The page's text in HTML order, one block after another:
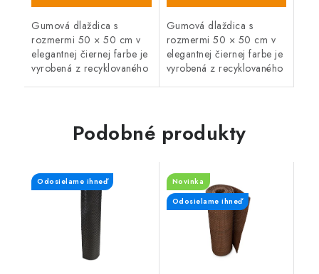
Gumová dlaždica s
rozmermi 50 × 50 cm v
elegantnej čiernej farbe je
vyrobená z recyklovaného
Gumová dlaždica s
rozmermi 50 × 50 cm v
elegantnej čiernej farbe je
vyrobená z recyklovaného
a rýchle...
Podobné produkty
Odosielame ihneď
Novinka
Odosielame ihneď